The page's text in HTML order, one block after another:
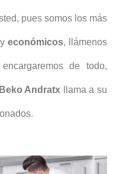
pues somos los más
económicos, llámenos
de todo,
Andratx llama a su